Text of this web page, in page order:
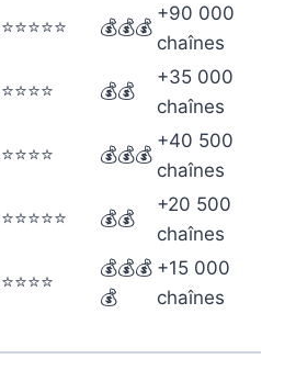
⭐⭐⭐⭐⭐ 💰💰💰
+90 000
chaînes
⭐⭐⭐⭐ 💰💰
+35 000
chaînes
⭐⭐⭐⭐ 💰💰💰
+40 500
chaînes
⭐⭐⭐⭐⭐ 💰💰
+20 500
chaînes
⭐⭐⭐⭐
💰💰💰
💰
+15 000
chaînes